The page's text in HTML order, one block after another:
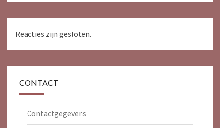
Reacties zijn gesloten.
CONTACT
Contactgegevens